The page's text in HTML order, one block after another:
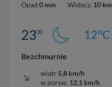
Opad 0 mm
Widocz. 10 km
2300 12oC
Bezchmurnie
wiatr 5,8 km/h
w poryw. 12,1 km/h